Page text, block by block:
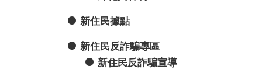
新住民據點
新住民反詐騙專區
新住民反詐騙宣導